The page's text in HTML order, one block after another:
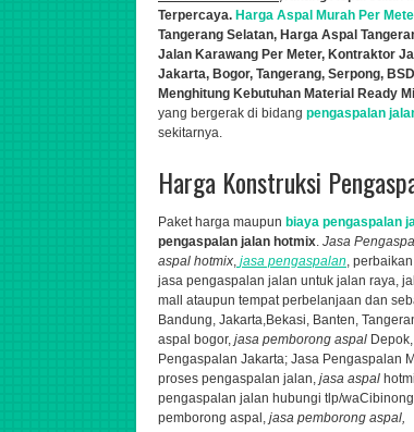
Terpercaya. Harga Aspal Murah Per
Tangerang Selatan, Harga Aspal
Jalan Karawang Per Meter, Kontraktor
Jakarta, Bogor, Tangerang, Serpong,
Menghitung Kebutuhan Material Ready
yang bergerak di bidang pengaspalan
sekitarnya.
Harga Konstruksi
Paket harga maupun biaya pengaspalan
pengaspalan jalan hotmix. Jasa
aspal hotmix, jasa pengaspalan,
jasa pengaspalan jalan untuk jalan raya,
mall ataupun tempat perbelanjaan dan
Bandung, Jakarta,Bekasi, Banten,
aspal bogor, jasa pemborong aspal Depok,
Pengaspalan Jakarta; Jasa Pengaspalan
proses pengaspalan jalan, jasa aspal
pengaspalan jalan hubungi tlp/wa
pemborong aspal, jasa pemborong aspal,